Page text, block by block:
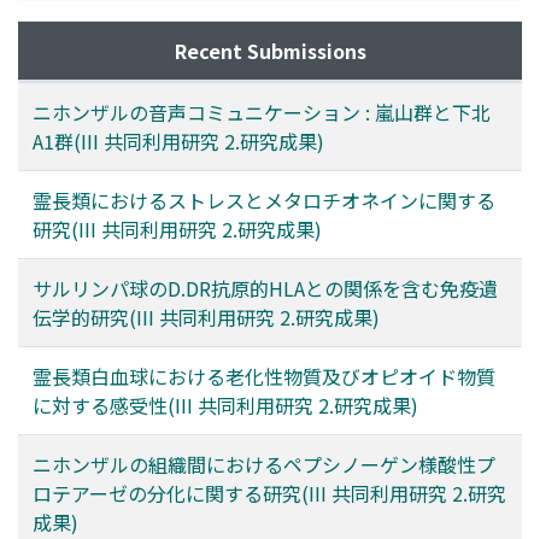
Recent Submissions
ニホンザルの音声コミュニケーション : 嵐山群と下北
A1群(III 共同利用研究 2.研究成果)
霊長類におけるストレスとメタロチオネインに関する
研究(III 共同利用研究 2.研究成果)
サルリンパ球のD.DR抗原的HLAとの関係を含む免疫遺
伝学的研究(III 共同利用研究 2.研究成果)
霊長類白血球における老化性物質及びオピオイド物質
に対する感受性(III 共同利用研究 2.研究成果)
ニホンザルの組織間におけるペプシノーゲン様酸性プ
ロテアーゼの分化に関する研究(III 共同利用研究 2.研究
成果)